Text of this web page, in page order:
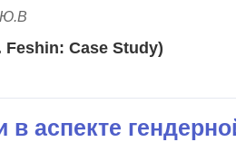
Ю.В
Feshin: Case Study)
аспекте